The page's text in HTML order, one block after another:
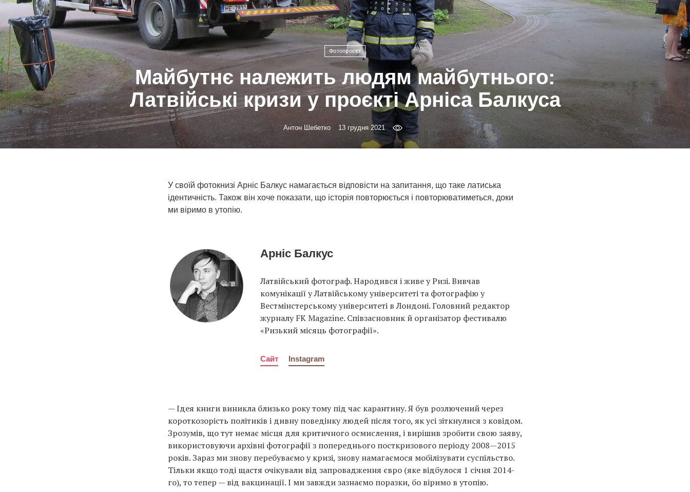
Фотопроєкт
Майбутнє належить людям майбутнього:
Латвійські кризи у проєкті Арніса Балкуса
Антон Шебетко 13 грудня 2021
У своїй фотокнизі Арніс Балкус намагається відповісти на запитання, що таке латиська
ідентичність. Також він хоче показати, що історія повторюється і повторюватиметься, доки
ми віримо в утопію.
Арніс Балкус
Латвійський фотограф. Народився і живе у Ризі. Вивчав
комунікації у Латвійському університеті та фотографію у
Вестмінстерському університеті в Лондоні. Головний редактор
журналу FK Magazine. Співзасновник й організатор фестивалю
«Ризький місяць фотографії».
Сайт Instagram
— Ідея книги виникла близько року тому під час карантину. Я був розлючений через
короткозорість політиків і дивну поведінку людей після того, як усі зіткнулися з ковідом.
Зрозумів, що тут немає місця для критичного осмислення, і вирішив зробити свою заяву,
використовуючи архівні фотографії з попереднього посткризового періоду 2008—2015
років. Зараз ми знову перебуваємо у кризі, знову намагаємося мобілізувати суспільство.
Тільки якщо тоді щастя очікували від запровадження євро (яке відбулося 1 січня 2014-
го), то тепер — від вакцинації. І ми завжди зазнаємо поразки, бо віримо в утопію.